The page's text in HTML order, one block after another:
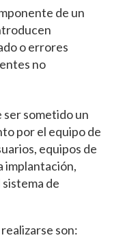
de un
o errores
no
ser sometido un
por el equipo de
equipos de
implantación,
de
son: